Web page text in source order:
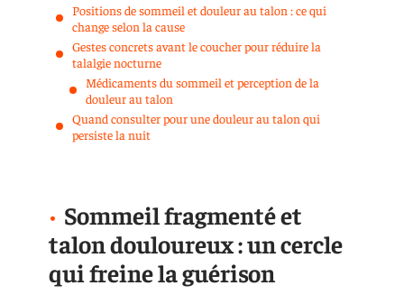
Positions de sommeil et douleur au talon : ce qui
change selon la cause
Gestes concrets avant le coucher pour réduire la
talalgie nocturne
Médicaments du sommeil et perception de la
douleur au talon
Quand consulter pour une douleur au talon qui
persiste la nuit
Sommeil fragmenté et
talon douloureux : un cercle
qui freine la guérison